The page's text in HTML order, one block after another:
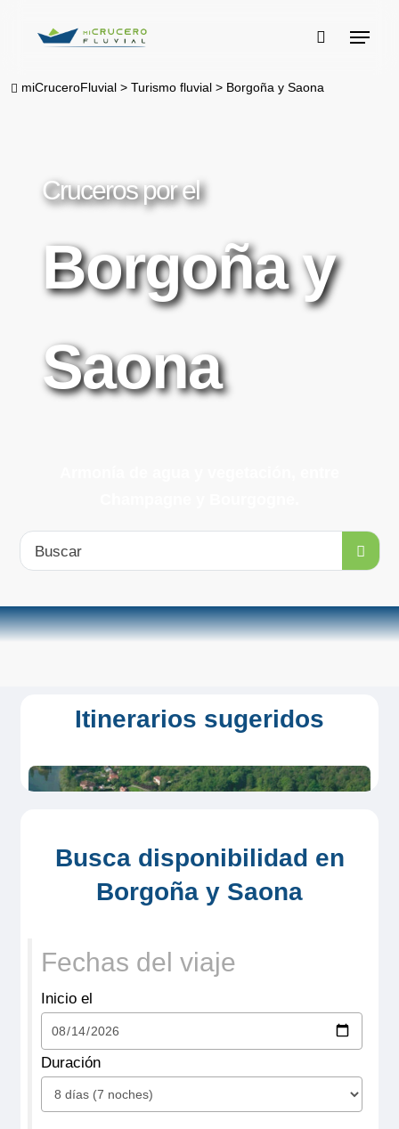
content
buscar
Menu
miCruceroFluvial >Turismo fluvial > Borgoña y Saona
Cruceros por el
Borgoña y
Saona
Buscar
Itinerarios sugeridos
Crucero por
Port-Sur-
Saône
Busca disponibilidad en
Borgoña y Saona
Fechas del viaje
Inicio el
Duración